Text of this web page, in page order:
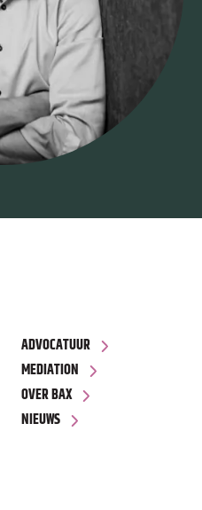
ADVOCATUUR
MEDIATION
OVER BAX
NIEUWS